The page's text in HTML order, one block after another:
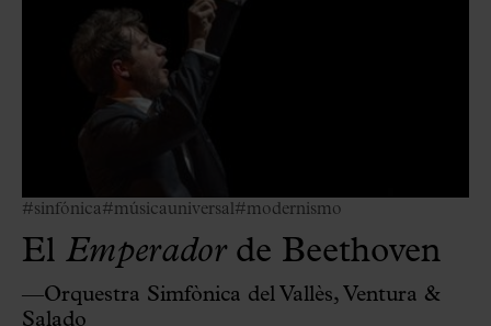
#sinfónica#músicauniversal #modernismo
El Emperadorde Beethoven
—Orquestra Simfònica del Vallès, Ventura &
Salado